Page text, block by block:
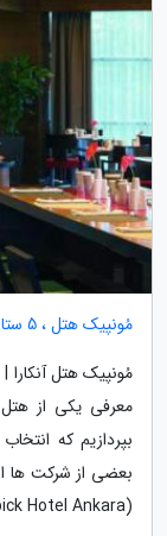
مُونپیک هتل ، 5 ستاره
بپردازیم که
بعضی از شرکت ها
(Movenpick Hotel Ankara) یکی از انتخاب های مناسب...